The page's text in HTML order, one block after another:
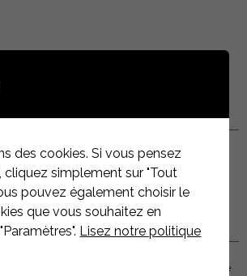
POUR VOIR LE PRIX
AP Systems
AC AP Systems 25 A peut être utilisé
des cookies. Si vous pensez
cliquez simplement sur "Tout
pouvez également choisir le
que vous souhaitez en
Lisez notre politique